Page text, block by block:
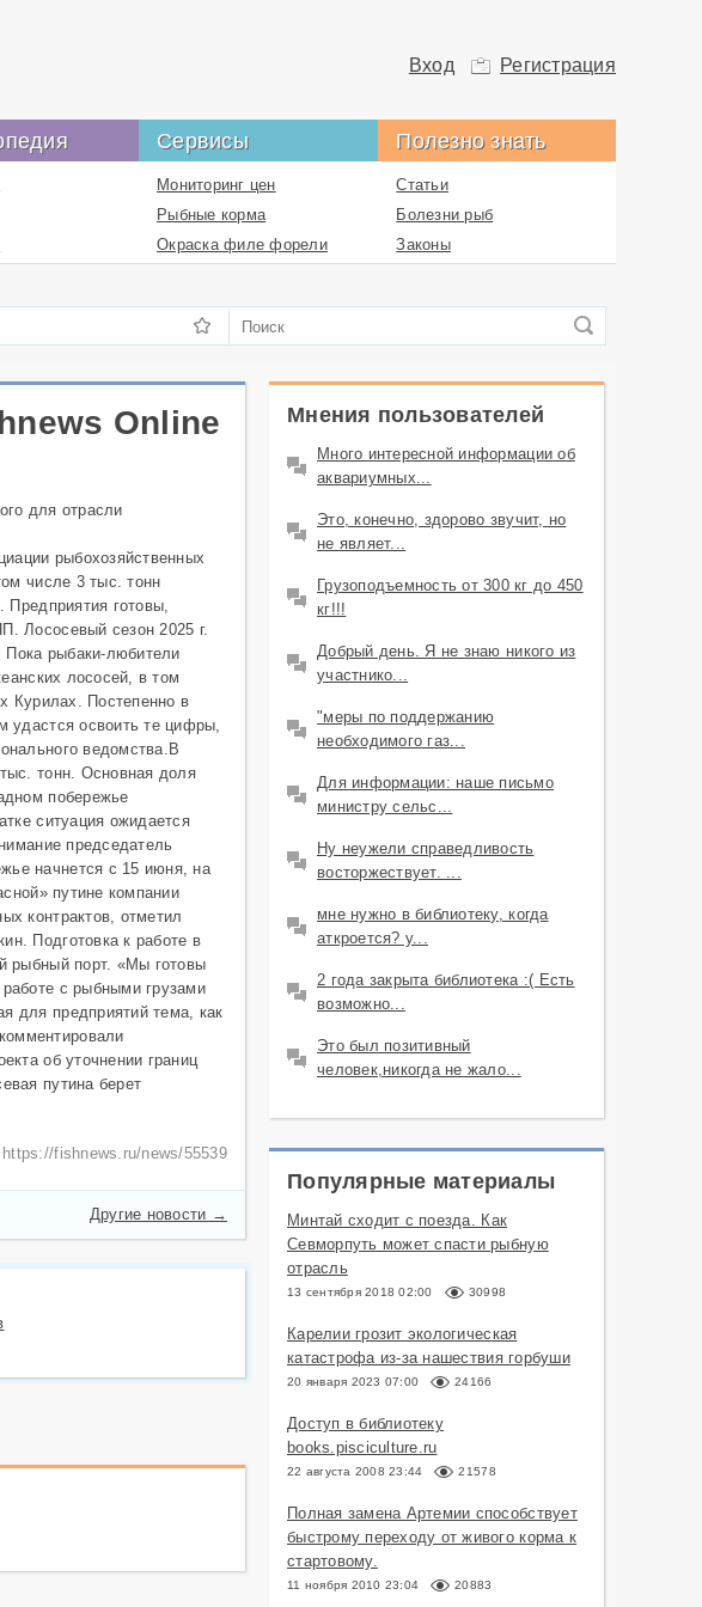
Вход Регистрация
Сервисы Полезно знать
Мониторинг цен
Рыбные корма
Окраска филе форели
Статьи
Болезни рыб
Законы
Комментарии
Online
для отрасли
рыбохозяйственных
числе 3 тыс. тонн
Предприятия готовы,
Лососевый сезон 2025 г.
рыбаки-любители
лососей, в том
Курилах. Постепенно в
удастся освоить те цифры,
ведомства.В
тонн. Основная доля
побережье
ситуация ожидается
председатель
начнется с 15 июня, на
путине компании
контрактов, отметил
Подготовка к работе в
рыбный порт. «Мы готовы
с рыбными грузами
для предприятий тема, как
об уточнении границ
путина берет
https://fishnews.ru/news/55539
Другие новости →
Мнения пользователей
Много интересной информации об
аквариумных...
Это, конечно, здорово звучит, но
не являет...
Грузоподъемность от 300 кг до 450
кг!!!
Добрый день. Я не знаю никого из
участнико...
"меры по поддержанию
необходимого газ...
Для информации: наше письмо
министру сельс...
Ну неужели справедливость
восторжествует. ...
мне нужно в библиотеку, когда
аткроется? у...
2 года закрыта библиотека :( Есть
возможно...
Это был позитивный
человек,никогда не жало...
Популярные материалы
Минтай сходит с поезда. Как
Севморпуть может спасти рыбную
отрасль
13 сентября 2018 02:00 30998
Карелии грозит экологическая
катастрофа из-за нашествия горбуши
20 января 2023 07:00 24166
Доступ в библиотеку
books.pisciculture.ru
22 августа 2008 23:44 21578
Полная замена Артемии способствует
быстрому переходу от живого корма к
стартовому.
11 ноября 2010 23:04 20883